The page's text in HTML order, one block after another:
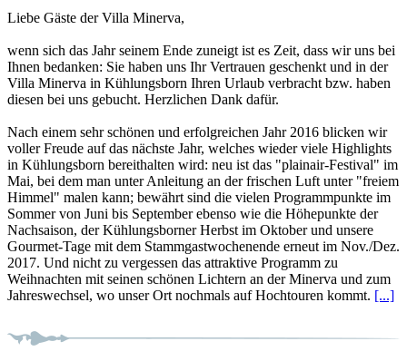
Liebe Gäste der Villa Minerva,
wenn sich das Jahr seinem Ende zuneigt ist es Zeit, dass wir uns bei
Ihnen bedanken: Sie haben uns Ihr Vertrauen geschenkt und in der
Villa Minerva in Kühlungsborn Ihren Urlaub verbracht bzw. haben
diesen bei uns gebucht. Herzlichen Dank dafür.
Nach einem sehr schönen und erfolgreichen Jahr 2016 blicken wir
voller Freude auf das nächste Jahr, welches wieder viele Highlights
in Kühlungsborn bereithalten wird: neu ist das "plainair-Festival" im
Mai, bei dem man unter Anleitung an der frischen Luft unter "freiem
Himmel" malen kann; bewährt sind die vielen Programmpunkte im
Sommer von Juni bis September ebenso wie die Höhepunkte der
Nachsaison, der Kühlungsborner Herbst im Oktober und unsere
Gourmet-Tage mit dem Stammgastwochenende erneut im Nov./Dez.
2017. Und nicht zu vergessen das attraktive Programm zu
Weihnachten mit seinen schönen Lichtern an der Minerva und zum
Jahreswechsel, wo unser Ort nochmals auf Hochtouren kommt. [...]